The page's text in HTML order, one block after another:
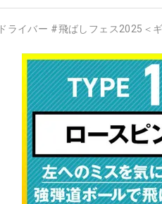
ドライバー #飛ばしフェス2025＜